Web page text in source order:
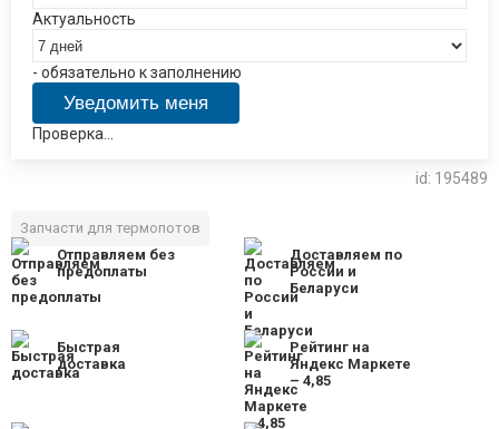
Актуальность
- обязательно к заполнению
Проверка...
id: 195489
Запчасти для термопотов
Отправляем без
предоплаты
Доставляем по
России и
Беларуси
Быстрая
доставка
Рейтинг на
Яндекс Маркете
– 4,85